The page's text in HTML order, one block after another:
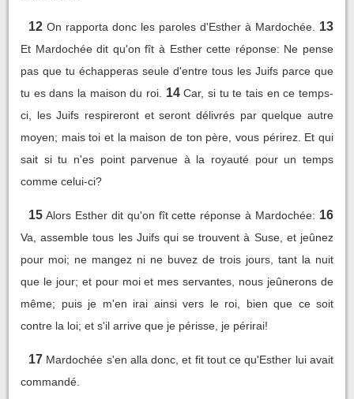
12 On rapporta donc les paroles d'Esther à Mardochée. 13
Et Mardochée dit qu'on fît à Esther cette réponse: Ne pense
pas que tu échapperas seule d'entre tous les Juifs parce que
tu es dans la maison du roi.
14 Car, si tu te tais en ce temps-
ci, les Juifs respireront et seront délivrés par quelque autre
moyen; mais toi et la maison de ton père, vous périrez. Et qui
sait si tu n'es point parvenue à la royauté pour un temps
comme celui-ci?
15 Alors Esther dit qu'on fît cette réponse à Mardochée: 16
Va, assemble tous les Juifs qui se trouvent à Suse, et jeûnez
pour moi; ne mangez ni ne buvez de trois jours, tant la nuit
que le jour; et pour moi et mes servantes, nous jeûnerons de
même; puis je m'en irai ainsi vers le roi, bien que ce soit
contre la loi; et s'il arrive que je périsse, je périrai!
17 Mardochée s'en alla donc, et fit tout ce qu'Esther lui avait
commandé.